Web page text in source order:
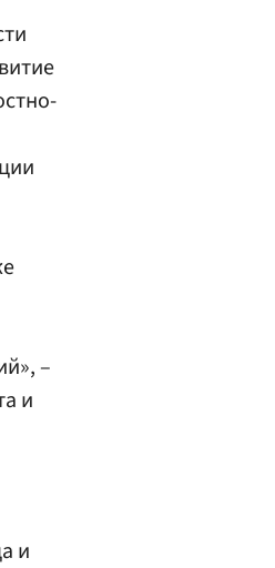
–
и
и